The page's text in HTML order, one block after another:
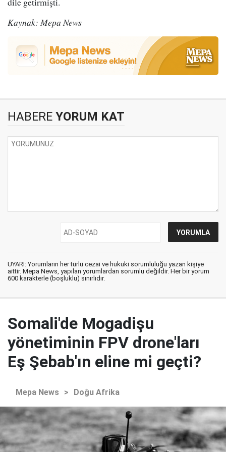
Kaynak: Mepa News
HABERE YORUM KAT
UYARI: Yorumların her türlü cezai ve hukuki sorumluluğu yazan kişiye
aittir. Mepa News, yapılan yorumlardan sorumlu değildir. Her bir yorum
600 karakterle (boşluklu) sınırlıdır.
Somali'de Mogadişu
yönetiminin FPV drone'ları
Eş Şebab'ın eline mi geçti?
Mepa News > Doğu Afrika